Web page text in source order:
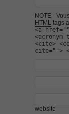
NOTE -
HTML tags
<a
<cite>
cite="">
website